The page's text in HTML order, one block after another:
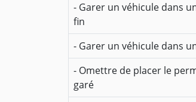
- Garer un véhicule dans
fin
- Garer un véhicule dans
- Omettre de placer le
garé